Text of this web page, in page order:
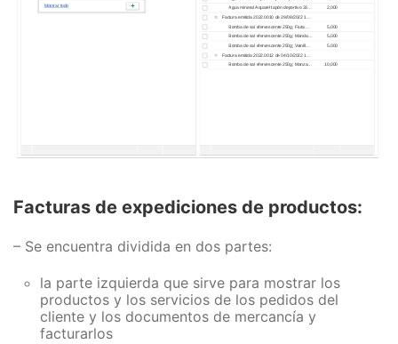
Facturas de expediciones de productos:
– Se encuentra dividida en dos partes:
la parte izquierda que sirve para mostrar los
productos y los servicios de los pedidos del
cliente y los documentos de mercancía y
facturarlos